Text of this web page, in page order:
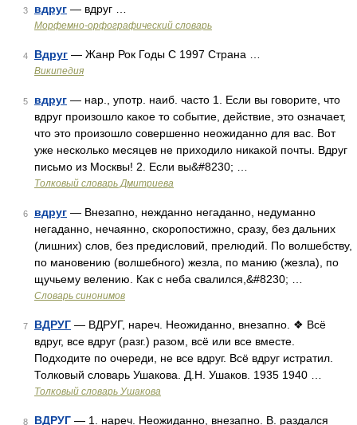
3 вдруг — вдруг …
Морфемно-орфографический словарь
4 Вдруг — Жанр Рок Годы С 1997 Страна …
Википедия
5 вдруг — нар., употр. наиб. часто 1. Если вы говорите, что
вдруг произошло какое то событие, действие, это означает,
что это произошло совершенно неожиданно для вас. Вот
уже несколько месяцев не приходило никакой почты. Вдруг
письмо из Москвы! 2. Если вы&#8230; …
Толковый словарь Дмитриева
6 вдруг — Внезапно, нежданно негаданно, недуманно
негаданно, нечаянно, скоропостижно, сразу, без дальних
(лишних) слов, без предисловий, прелюдий. По волшебству,
по мановению (волшебного) жезла, по манию (жезла), по
щучьему велению. Как с неба свалился,&#8230; …
Словарь синонимов
7 ВДРУГ — ВДРУГ, нареч. Неожиданно, внезапно. ❖ Всё
вдруг, все вдруг (разг.) разом, всё или все вместе.
Подходите по очереди, не все вдруг. Всё вдруг истратил.
Толковый словарь Ушакова. Д.Н. Ушаков. 1935 1940 …
Толковый словарь Ушакова
8 ВДРУГ — 1. нареч. Неожиданно, внезапно. В. раздался